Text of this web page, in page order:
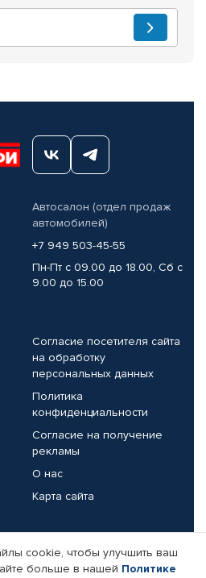
Автосалон (отдел продаж
автомобилей)
+7 949 503-45-55
Пн-Пт с 09.00 до 18.00, Сб с
9.00 до 15.00
Согласие посетителя сайта
на обработку
персональных данных
Политика
конфиденциальности
Согласие на получение
рекламы
О нас
Карта сайта
cookie, чтобы улучшить ваш
больше в нашей Политике